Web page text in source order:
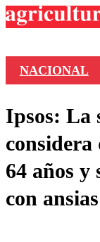
NACIONAL
Ipsos: La
considera
64 años y
con ansias